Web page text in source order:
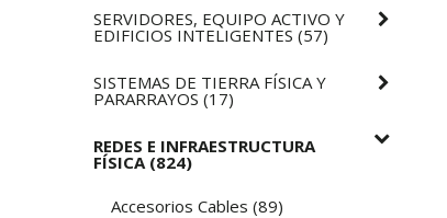
SERVIDORES, EQUIPO ACTIVO Y
EDIFICIOS INTELIGENTES (57)
SISTEMAS DE TIERRA FÍSICA Y
PARARRAYOS (17)
REDES E INFRAESTRUCTURA
FÍSICA (824)
Accesorios Cables (89)